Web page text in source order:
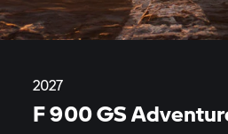
2027
F 900 GS